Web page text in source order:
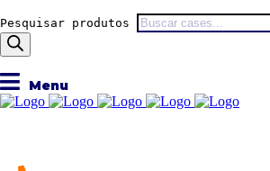
Pesquisar produtos